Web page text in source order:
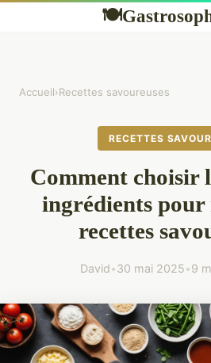
🍽
Accueil›Recettes savoureuses
RECETTES
Comment choisir
ingrédients pour
recettes
David•30 mai 2025•9